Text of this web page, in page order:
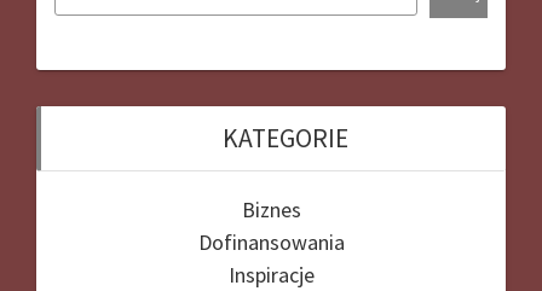
KATEGORIE
Biznes
Dofinansowania
Inspiracje